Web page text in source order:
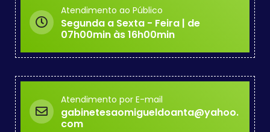
Atendimento ao Público
Segunda a Sexta - Feira | de
07h00min às 16h00min
Atendimento por E-mail
gabinetesaomigueldoanta@yahoo.
com